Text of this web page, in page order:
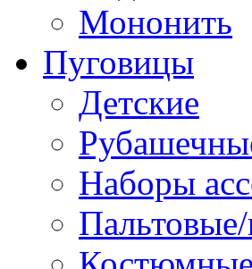
Мононить
Пуговицы
Детские
Наборы